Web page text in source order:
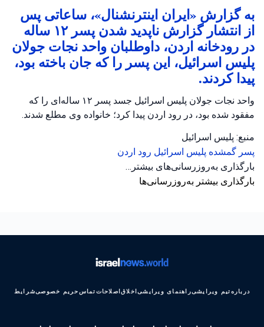
به گزارش «ایران اینترنشنال»، ساعاتی پس
از انتشار گزارش ناپدید شدن پسر ۱۲ ساله
در رودخانه اردن، داوطلبان واحد نجات جولان
پلیس اسرائیل، این پسر را که جان باخته بود،
پیدا کردند.
واحد نجات جولان پلیس اسرائیل جسد پسر ۱۲ ساله‌ای را که
مفقود شده بود، در رود اردن پیدا کرد؛ خانواده وی مطلع شدند.
منبع: پلیس اسرائیل
پسر گمشده پلیس اسرائیل رود اردن
بارگذاری به‌روزرسانی‌های بیشتر…
بارگذاری بیشتر به‌روزرسانی‌ها
دربارهتیم ویرایشیراهنمای ویرایشیاخلاقاصلاحاتتماسحریم خصوصیشرایط